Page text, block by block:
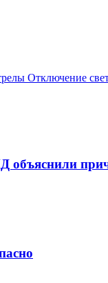
Отключение
объяснили